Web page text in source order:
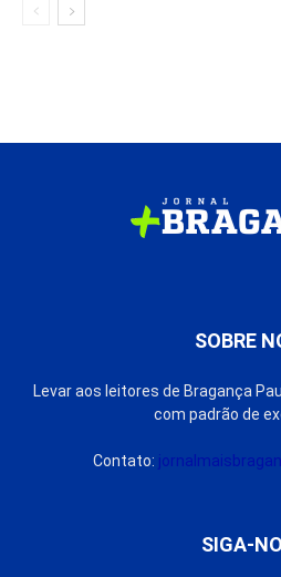
SOBRE
Levar aos leitores de Bragança
com padrão de
Contato:
SIGA-